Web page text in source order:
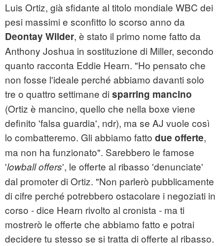
Luis Ortiz, già sfidante al titolo mondiale WBC dei
pesi massimi e sconfitto lo scorso anno da
Deontay Wilder, è stato il primo nome fatto da
Anthony Joshua in sostituzione di Miller, secondo
quanto racconta Eddie Hearn. "Ho pensato che
non fosse l'ideale perché abbiamo davanti solo
tre o quattro settimane di sparring mancino
(Ortiz è mancino, quello che nella boxe viene
definito 'falsa guardia', ndr), ma se AJ vuole così
lo combatteremo. Gli abbiamo fatto due offerte,
ma non ha funzionato". Sarebbero le famose
'lowball offers', le offerte al ribasso 'denunciate'
dal promoter di Ortiz. "Non parlerò pubblicamente
di cifre perché potrebbero ostacolare i negoziati in
corso - dice Hearn rivolto al cronista - ma ti
mostrerò le offerte che abbiamo fatto e potrai
decidere tu stesso se si tratta di offerte al ribasso.